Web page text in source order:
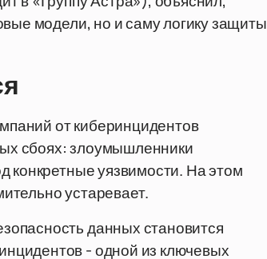
модели, но и саму логику защиты
от киберинцидентов
сбоях: злоумышленники
конкретные уязвимости. На этом
устаревает.
данных становится
- одной из ключевых